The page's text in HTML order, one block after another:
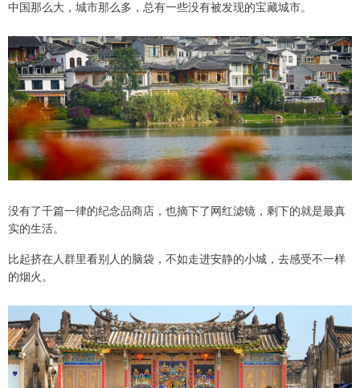
中国那么大，城市那么多，总有一些没有被发现的宝藏城市。
没有了千篇一律的纪念品商店，也摘下了网红滤镜，剩下的就是最真
实的生活。
比起挤在人群里看别人的脑袋，不如走进安静的小城，去感受不一样
的烟火。